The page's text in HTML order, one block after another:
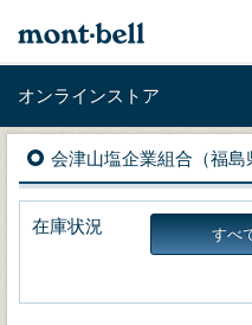
オンラインストア
会津山塩企業組合（福島
在庫状況 すべ